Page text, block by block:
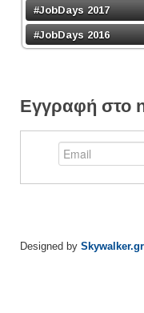
#JobDays 2017
#JobDays 2016
Εγγραφή στο
Designed by Skywalker.gr